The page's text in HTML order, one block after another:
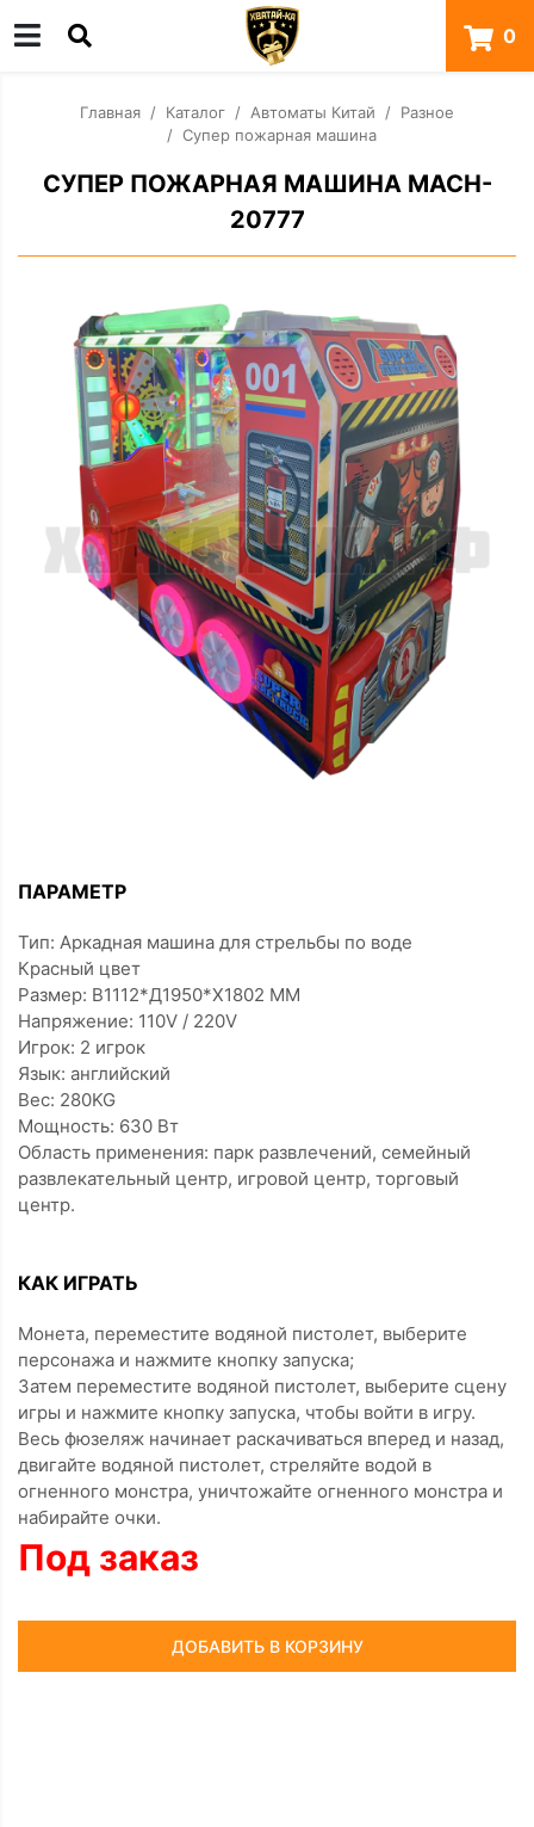
0
Главная Каталог Автоматы Китай
Разное
Супер пожарная машина
СУПЕР ПОЖАРНАЯ МАШИНА MACH-
20777
ПАРАМЕТР
Тип: Аркадная машина для стрельбы по воде
Красный цвет
Размер: В1112*Д1950*Х1802 ММ
Напряжение: 110V / 220V
Игрок: 2 игрок
Язык: английский
Вес: 280KG
Мощность: 630 Вт
Область применения: парк развлечений, семейный
развлекательный центр, игровой центр, торговый
центр.
КАК ИГРАТЬ
Монета, переместите водяной пистолет, выберите
персонажа и нажмите кнопку запуска;
Затем переместите водяной пистолет, выберите сцену
игры и нажмите кнопку запуска, чтобы войти в игру.
Весь фюзеляж начинает раскачиваться вперед и назад,
двигайте водяной пистолет, стреляйте водой в
огненного монстра, уничтожайте огненного монстра и
набирайте очки.
Под заказ
ДОБАВИТЬ В КОРЗИНУ